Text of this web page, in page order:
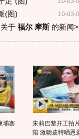
10-03-
(图)
于 福尔 摩斯的新闻
埔寨
朱莉巴黎开工拍
陪 激吻皮特晒恩